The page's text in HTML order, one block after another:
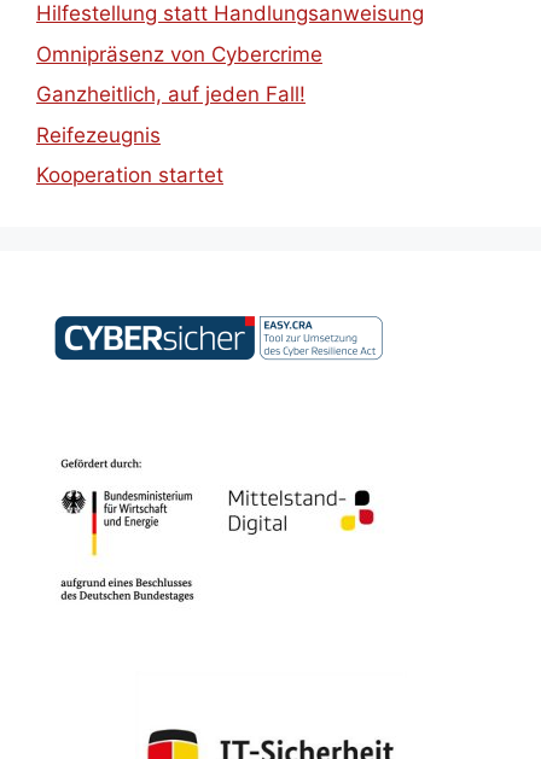
Hilfestellung statt Handlungsanweisung
Omnipräsenz von Cybercrime
Ganzheitlich, auf jeden Fall!
Reifezeugnis
Kooperation startet